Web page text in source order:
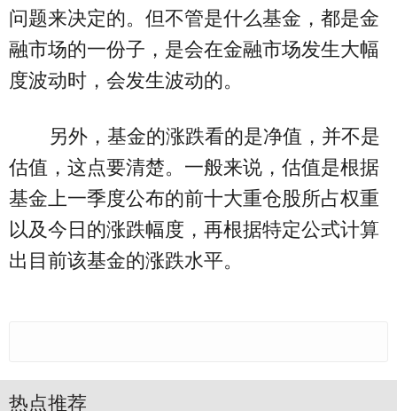
问题来决定的。但不管是什么基金，都是金
融市场的一份子，是会在金融市场发生大幅
度波动时，会发生波动的。
另外，基金的涨跌看的是净值，并不是
估值，这点要清楚。一般来说，估值是根据
基金上一季度公布的前十大重仓股所占权重
以及今日的涨跌幅度，再根据特定公式计算
出目前该基金的涨跌水平。
热点推荐